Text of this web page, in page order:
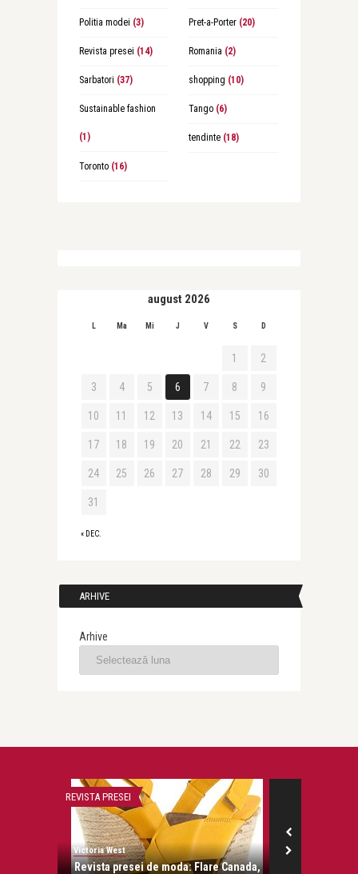
Politia modei (3) Pret-a-Porter(20)
Revista presei (14) Romania (2)
Sarbatori (37) shopping (10)
Sustainable fashion
(1)
Tango(6)
tendinte(18)
Toronto(16)
august 2026
L Ma Mi J V S D
« DEC.
1 2
3 4 5 6 7 8 9
10 11 12 13 14 15 16
17 18 19 20 21 22 23
24 25 26 27 28 29 30
31
ARHIVE
Arhive
REVISTA PRESEI
Victoria West
Revista presei de moda: Flare Canada,